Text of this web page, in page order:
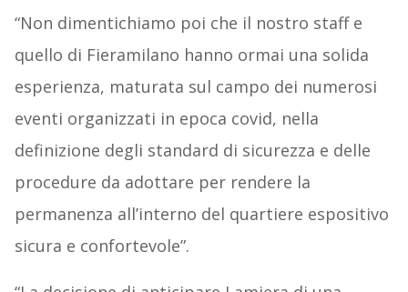
“Non dimentichiamo poi che il nostro staff e
quello di Fieramilano hanno ormai una solida
esperienza, maturata sul campo dei numerosi
eventi organizzati in epoca covid, nella
definizione degli standard di sicurezza e delle
procedure da adottare per rendere la
permanenza all’interno del quartiere espositivo
sicura e confortevole”.